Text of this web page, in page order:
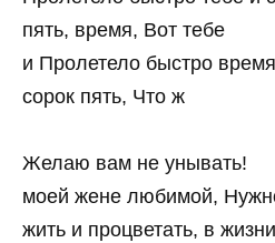
пять, время, Вот тебе
и Пролетело быстро
сорок пять, Что ж
Желаю вам не унывать!
моей жене любимой,
жить и процветать, в